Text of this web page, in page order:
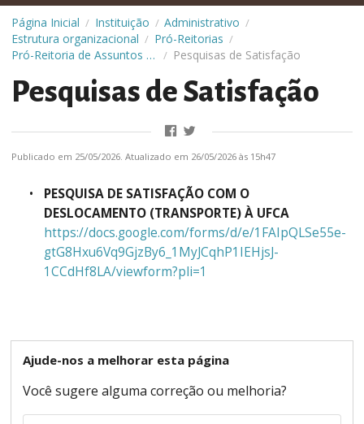
Página Inicial / Instituição / Administrativo /
Estrutura organizacional / Pró-Reitorias /
Pró-Reitoria de Assuntos Estudantis (Prae) / Pesquisas de Satisfação
Pesquisas de Satisfação
Publicado em 25/05/2026. Atualizado em 26/05/2026 às 15h47
PESQUISA DE SATISFAÇÃO COM O
DESLOCAMENTO (TRANSPORTE) À UFCA
https://docs.google.com/forms/d/e/1FAIpQLSe55e-
gtG8Hxu6Vq9GjzBy6_1MyJCqhP1IEHjsJ-
1CCdHf8LA/viewform?pli=1
Ajude-nos a melhorar esta página
Você sugere alguma correção ou melhoria?